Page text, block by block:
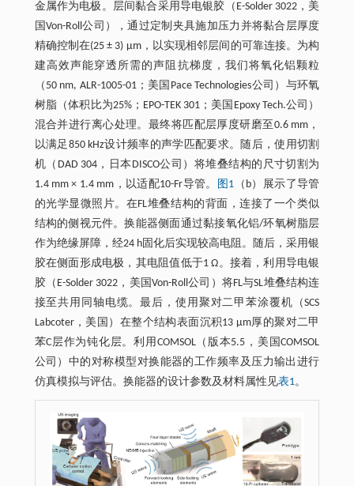
金属作为电极。层间黏合采用导电银胶（E-Solder 3022，美
国Von-Roll公司），通过定制夹具施加压力并将黏合层厚度
精确控制在(25 ± 3) μm，以实现相邻层间的可靠连接。为构
建高效声能穿透所需的声阻抗梯度，我们将氧化铝颗粒
（50 nm, ALR-1005-01；美国Pace Technologies公司）与环氧
树脂（体积比为25%；EPO-TEK 301；美国Epoxy Tech.公司）
混合并进行离心处理。最终将匹配层厚度研磨至0.6 mm，
以满足850 kHz设计频率的声学匹配要求。随后，使用切割
机（DAD 304，日本DISCO公司）将堆叠结构的尺寸切割为
1.4 mm × 1.4 mm，以适配10-Fr导管。
图1 （b）展示了导管
的光学显微照片。在FL堆叠结构的背面，连接了一个类似
结构的侧视元件。换能器侧面通过黏接氧化铝/环氧树脂层
作为绝缘屏障，经24 h固化后实现较高电阻。随后，采用银
胶在侧面形成电极，其电阻值低于1 Ω。接着，利用导电银
胶（E-Solder 3022，美国Von-Roll公司）将FL与SL堆叠结构连
接至共用同轴电缆。最后，使用聚对二甲苯涂覆机（SCS
Labcoter，美国）在整个结构表面沉积13 μm厚的聚对二甲
苯C层作为钝化层。利用COMSOL（版本5.5，美国COMSOL
公司）中的对称模型对换能器的工作频率及压力输出进行
仿真模拟与评估。换能器的设计参数及材料属性见表1。